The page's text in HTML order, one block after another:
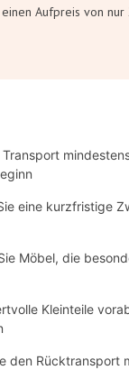
Aufpreis von
eine kurzfristige
Möbel, die
Kleinteile
den Rücktransport